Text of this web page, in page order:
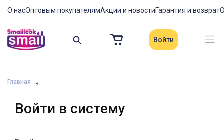
О насОптовым покупателямАкции и новостиГарантия и возврат
Войти
Главная
Войти в систему